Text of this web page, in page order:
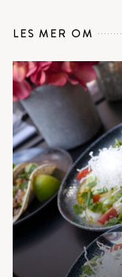
LES MER OM